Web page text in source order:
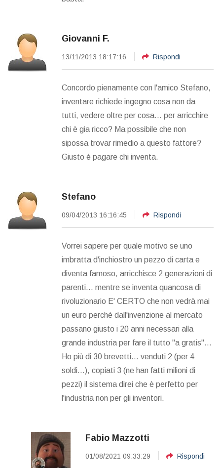
Giovanni F.
13/11/2013 18:17:16 Rispondi
Concordo pienamente con l'amico Stefano,
inventare richiede ingegno cosa non da
tutti, vedere oltre per cosa... per arricchire
chi è gia ricco? Ma possibile che non
sipossa trovar rimedio a questo fattore?
Giusto è pagare chi inventa.
Stefano
09/04/2013 16:16:45 Rispondi
Vorrei sapere per quale motivo se uno
imbratta d'inchiostro un pezzo di carta e
diventa famoso, arricchisce 2 generazioni di
parenti... mentre se inventa quancosa di
rivoluzionario E' CERTO che non vedrà mai
un euro perchè dall'invenzione al mercato
passano giusto i 20 anni necessari alla
grande industria per fare il tutto "a gratis"...
Ho più di 30 brevetti... venduti 2 (per 4
soldi...), copiati 3 (ne han fatti milioni di
pezzi) il sistema direi che è perfetto per
l'industria non per gli inventori.
Fabio Mazzotti
01/08/2021 09:33:29 Rispondi